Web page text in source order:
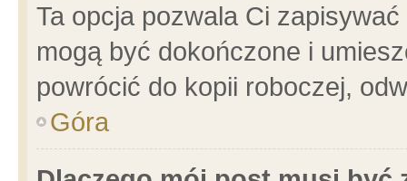
Ta opcja pozwala Ci
mogą być dokończone i
powrócić do kopii roboczej,
Góra